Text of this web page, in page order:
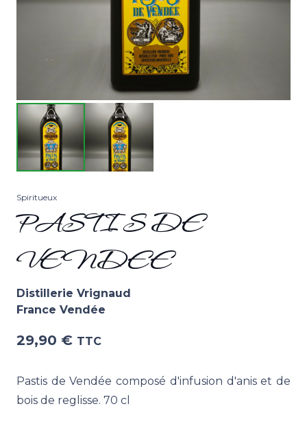
Spiritueux
PASTIS DE
VENDEE
Distillerie Vrignaud
France Vendée
29,90 € TTC
Pastis de Vendée composé d'infusion d'anis et de
bois de reglisse. 70 cl